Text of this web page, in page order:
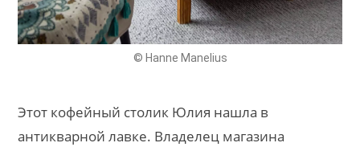
© Hanne Manelius
Этот кофейный столик Юлия нашла в
антикварной лавке. Владелец магазина